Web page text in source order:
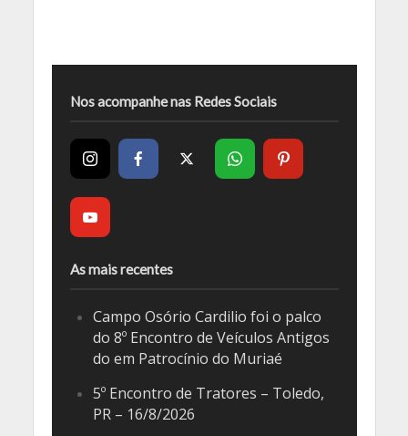
Nos acompanhe nas Redes Sociais
As mais recentes
Campo Osório Cardilio foi o palco
do 8º Encontro de Veículos Antigos
do em Patrocínio do Muriaé
5º Encontro de Tratores – Toledo,
PR – 16/8/2026